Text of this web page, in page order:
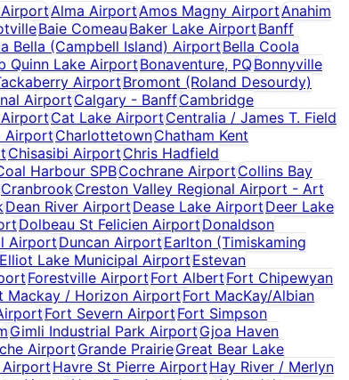
Alma AirportAmos Magny AirportAnahim
Baie ComeauBaker Lake AirportBanff
Bella (Campbell Island) AirportBella Coola
Quinn Lake AirportBonaventure, PQBonnyville
AirportBromont (Roland Desourdy)
AirportCalgary - BanffCambridge
Cat Lake AirportCentralia / James T. Field
AirportCharlottetownChatham Kent
Chisasibi AirportChris Hadfield
Harbour SPBCochrane AirportCollins Bay
CranbrookCreston Valley Regional Airport - Art
Dean River AirportDease Lake AirportDeer Lake
Dolbeau St Felicien AirportDonaldson
AirportDuncan AirportEarlton (Timiskaming
Elliot Lake Municipal AirportEstevan
Forestville AirportFort AlbertFort Chipewyan
Mackay / Horizon AirportFort MacKay/Albian
Fort Severn AirportFort Simpson
Gimli Industrial Park AirportGjoa Haven
AirportGrande PrairieGreat Bear Lake
AirportHavre St Pierre AirportHay River / Merlyn